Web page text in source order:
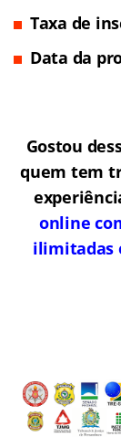
Taxa de
Data da
Gostou
quem tem
online
ilimitadas